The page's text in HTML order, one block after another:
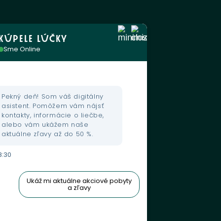
LÚČKY
Sme Online
Pekný deň! Som váš digitálny
asistent. Pomôžem vám nájsť
kontakty, informácie o liečbe,
alebo vám ukážem naše
aktuálne zľavy až do 50 %.
Ukáž mi aktuálne akciové pobyty
a zľavy